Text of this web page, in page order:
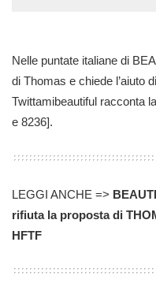
Nelle puntate italiane di
di Thomas e chiede l’aiuto
Twittamibeautiful racconta
e 8236].
LEGGI ANCHE =>
rifiuta la proposta di
HFTF